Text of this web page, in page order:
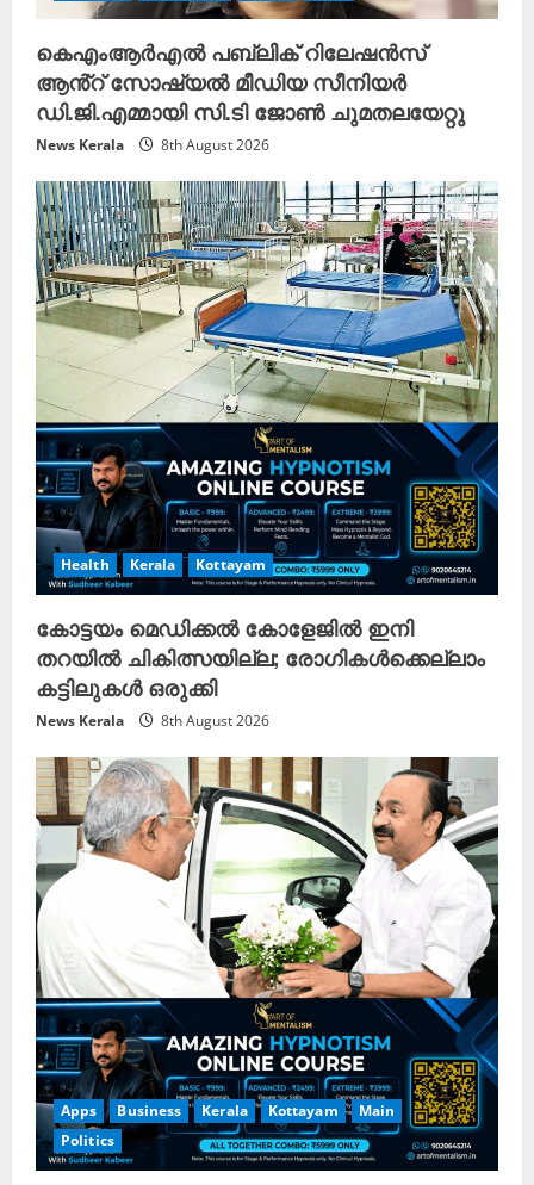
കെഎംആർഎൽ പബ്ലിക് റിലേഷൻസ്
ആൻ്റ് സോഷ്യൽ മീഡിയ സീനിയർ
ഡി.ജി.എമ്മായി സി.ടി ജോൺ ചുമതലയേറ്റു
News Kerala 8th August 2026
Health Kerala Kottayam
കോട്ടയം മെഡിക്കൽ കോളേജിൽ ഇനി
തറയിൽ ചികിത്സയില്ല; രോഗികൾക്കെല്ലാം
കട്ടിലുകൾ ഒരുക്കി
News Kerala 8th August 2026
Apps Business Kerala Kottayam
Main
Politics